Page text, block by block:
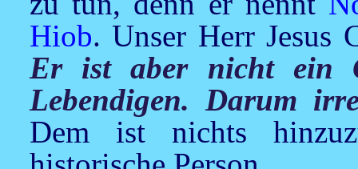
Hiob. Unser HerrJesus
Er ist aber nicht ein
Lebendigen. Darum
Dem ist nichts